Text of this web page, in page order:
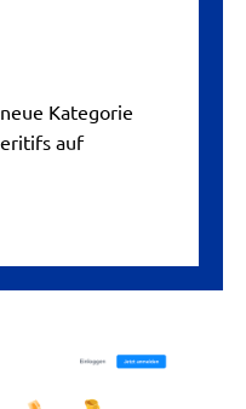
Kategorie
auf